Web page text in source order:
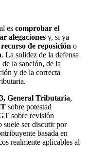
es comprobar el
alegaciones y, si ya
recurso de reposición o
. La solidez de la defensa
la sanción, de la
y de la correcta
General Tributaria,
sobre potestad
sobre revisión
suele ser discutir por
basada en
realmente aplicables al